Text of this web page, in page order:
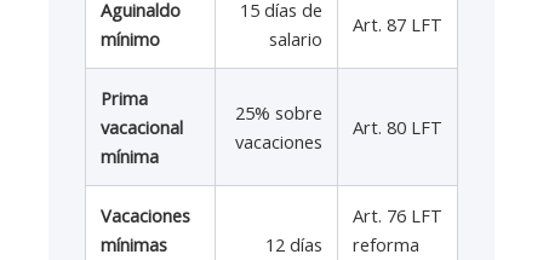
Aguinaldo
mínimo
15 días de
salario
Art. 87 LFT
Prima
vacacional
mínima
25% sobre
vacaciones
Art. 80 LFT
Vacaciones
mínimas
12 días
Art. 76 LFT
reforma